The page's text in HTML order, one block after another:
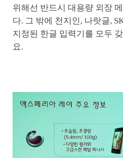
위해선 반드시 대용량 외장
다. 그 밖에 천지인, 나랏글,
지정된 한글 입력기를 모두
요.